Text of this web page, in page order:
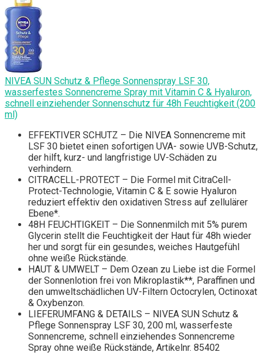
NIVEA SUN Schutz & Pflege Sonnenspray LSF 30,
wasserfestes Sonnencreme Spray mit Vitamin C & Hyaluron,
schnell einziehender Sonnenschutz für 48h Feuchtigkeit (200
ml)
EFFEKTIVER SCHUTZ – Die NIVEA Sonnencreme mit
LSF 30 bietet einen sofortigen UVA- sowie UVB-Schutz,
der hilft, kurz- und langfristige UV-Schäden zu
verhindern.
CITRACELL-PROTECT – Die Formel mit CitraCell-
Protect-Technologie, Vitamin C & E sowie Hyaluron
reduziert effektiv den oxidativen Stress auf zellulärer
Ebene*.
48H FEUCHTIGKEIT – Die Sonnenmilch mit 5% purem
Glycerin stellt die Feuchtigkeit der Haut für 48h wieder
her und sorgt für ein gesundes, weiches Hautgefühl
ohne weiße Rückstände.
HAUT & UMWELT – Dem Ozean zu Liebe ist die Formel
der Sonnenlotion frei von Mikroplastik**, Paraffinen und
den umweltschädlichen UV-Filtern Octocrylen, Octinoxat
& Oxybenzon.
LIEFERUMFANG & DETAILS – NIVEA SUN Schutz &
Pflege Sonnenspray LSF 30, 200 ml, wasserfeste
Sonnencreme, schnell einziehendes Sonnencreme
Spray ohne weiße Rückstände, Artikelnr. 85402